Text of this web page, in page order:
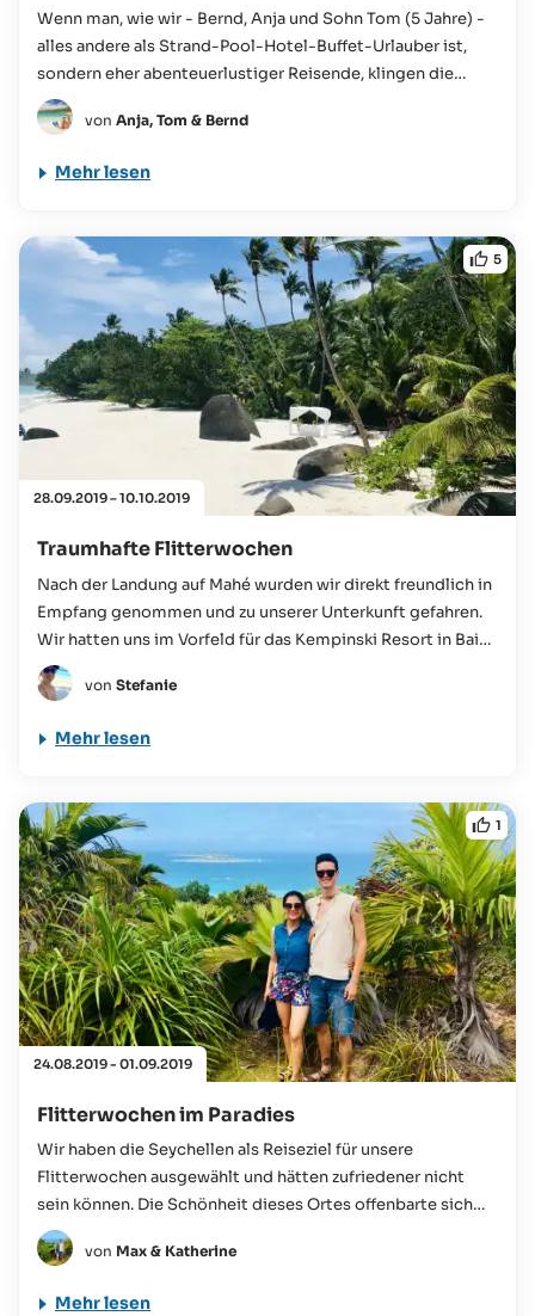
Wenn man, wie wir - Bernd, Anja und Sohn Tom (5 Jahre) -
alles andere als Strand-Pool-Hotel-Buffet-Urlauber ist,
sondern eher abenteuerlustiger Reisende, klingen die
Seychellen zuerst...
von Anja, Tom & Bernd
Mehr lesen
28.09.2019 – 10.10.2019
5
Traumhafte Flitterwochen
Nach der Landung auf Mahé wurden wir direkt freundlich in
Empfang genommen und zu unserer Unterkunft gefahren.
Wir hatten uns im Vorfeld für das Kempinski Resort in Baie
Lazare entschieden...
von Stefanie
Mehr lesen
24.08.2019 - 01.09.2019
1
Flitterwochen im Paradies
Wir haben die Seychellen als Reiseziel für unsere
Flitterwochen ausgewählt und hätten zufriedener nicht
sein können. Die Schönheit dieses Ortes offenbarte sich
uns bereits seit der Ankunft am Flughafen,...
von Max & Katherine
Mehr lesen